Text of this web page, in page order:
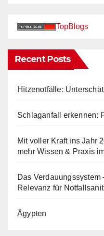
TopBlogs
Recent Posts
Hitzenotfälle:
Schlaganfall erkennen:
Mit voller Kraft ins Jahr
mehr Wissen & Praxis
Das Verdauungssystem
Relevanz für
Ägypten